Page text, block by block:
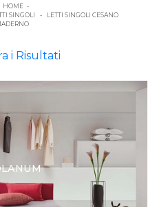
HOME -
SINGOLI -
LETTI SINGOLI CESANO
i Risultati